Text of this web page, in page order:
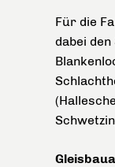
Für die
dabei